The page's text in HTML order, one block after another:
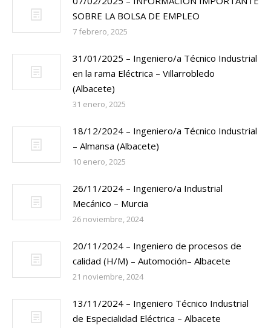
SOBRE LA BOLSA DE EMPLEO
7 febrero, 2025
31/01/2025 – Ingeniero/a Técnico Industrial
en la rama Eléctrica – Villarrobledo
(Albacete)
31 enero, 2025
18/12/2024 – Ingeniero/a Técnico Industrial
– Almansa (Albacete)
10 enero, 2025
26/11/2024 – Ingeniero/a Industrial
Mecánico – Murcia
26 noviembre, 2024
20/11/2024 – Ingeniero de procesos de
calidad (H/M) – Automoción– Albacete
21 noviembre, 2024
13/11/2024 – Ingeniero Técnico Industrial
de Especialidad Eléctrica – Albacete